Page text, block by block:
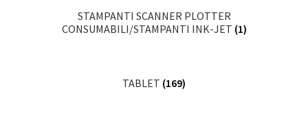
STAMPANTI SCANNER PLOTTER
CONSUMABILI/STAMPANTI INK-JET (1)
TABLET (169)